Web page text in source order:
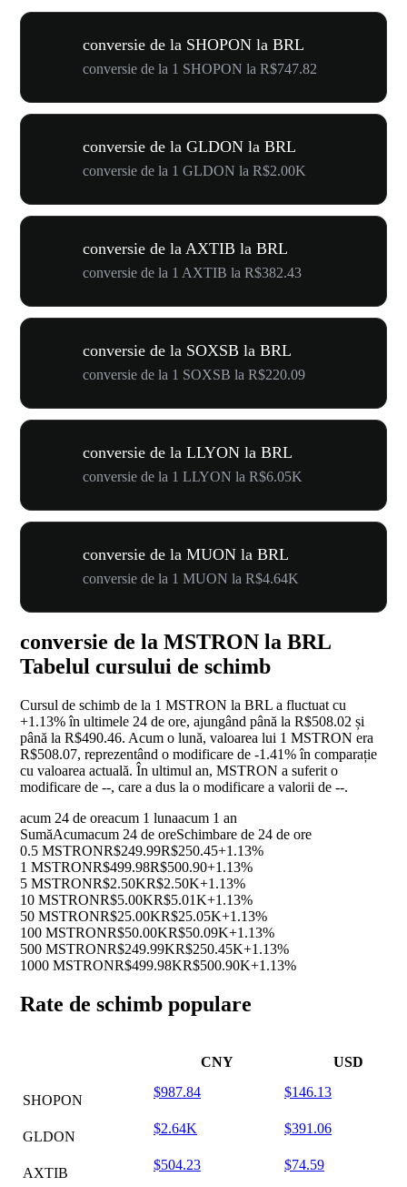
conversie de la SHOPON la BRL
conversie de la 1 SHOPON la R$747.82
conversie de la GLDON la BRL
conversie de la 1 GLDON la R$2.00K
conversie de la AXTIB la BRL
conversie de la 1 AXTIB la R$382.43
conversie de la SOXSB la BRL
conversie de la 1 SOXSB la R$220.09
conversie de la LLYON la BRL
conversie de la 1 LLYON la R$6.05K
conversie de la MUON la BRL
conversie de la 1 MUON la R$4.64K
conversie de la MSTRON la BRL
Tabelul cursului de schimb
Cursul de schimb de la 1 MSTRON la BRL a fluctuat cu
+1.13%în ultimele 24 de ore, ajungând până la R$508.02 și
până la R$490.46. Acum o lună, valoarea lui 1 MSTRON era
R$508.07, reprezentând o modificare de -1.41%în comparație
cu valoarea actuală. În ultimul an, MSTRON a suferit o
modificare de --, care a dus la o modificare a valorii de --.
acum 24 de oreacum 1 lunaacum 1 an
SumăAcumacum 24 de oreSchimbare de 24 de ore
0.5 MSTRONR$249.99R$250.45+1.13%
1 MSTRONR$499.98R$500.90+1.13%
5 MSTRONR$2.50KR$2.50K+1.13%
10 MSTRONR$5.00KR$5.01K+1.13%
50 MSTRONR$25.00KR$25.05K+1.13%
100 MSTRONR$50.00KR$50.09K+1.13%
500 MSTRONR$249.99KR$250.45K+1.13%
1000 MSTRONR$499.98KR$500.90K+1.13%
Rate de schimb populare
CNY USD
SHOPON
$987.84 $146.13
GLDON
$2.64K $391.06
AXTIB
$504.23 $74.59